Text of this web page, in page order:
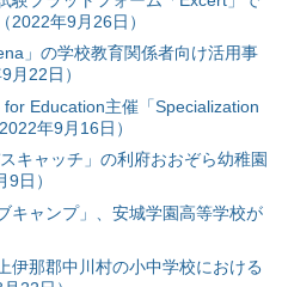
2022年9月26日）
」の学校教育関係者向け活用事
月22日）
Education主催「Specialization
年9月16日）
キャッチ」の利府おおぞら幼稚園
日）
キャンプ」、安城学園高等学校が
伊那郡中川村の小中学校における